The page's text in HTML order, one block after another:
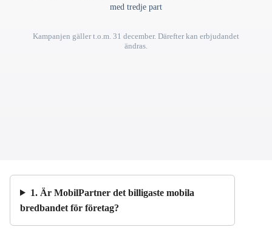
med tredje part
Kampanjen gäller t.o.m. 31 december. Därefter kan erbjudandet
ändras.
1. Är MobilPartner det billigaste mobila
bredbandet för företag?